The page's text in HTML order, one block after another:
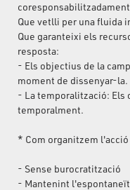
Que vetlli per una fluida
Que garanteixi els
resposta:
- Els objectius de la
moment de dissenyar-la.
- La temporalització: Els
temporalment.
* Com organitzem l'acció
- Sense burocratització
- Mantenint